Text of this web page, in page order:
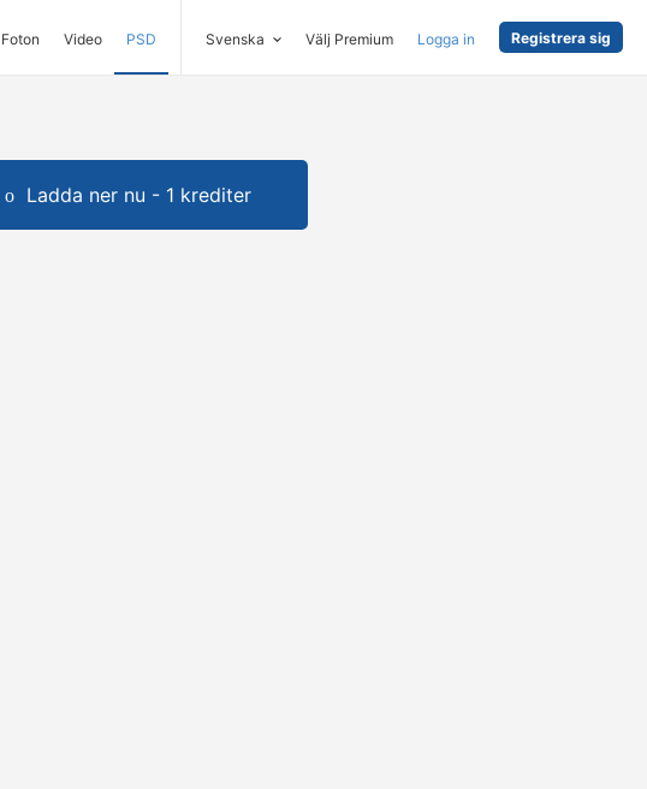
Foton Video PSD Svenska Välj Premium Logga in Registrera sig
Ladda ner nu - 1 krediter